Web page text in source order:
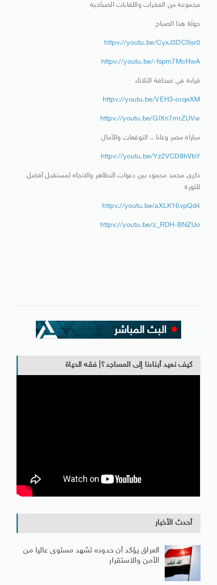
مجموعة من الفقرات واللقاءات الصباحية
جولة هذا الصباح
httpv://youtu.be/CyxJ3DCSsr0
httpv://youtu.be/-fspm7McHwA
قراءة في صحافة الثلاثاء
httpv://youtu.be/VEH3-orqeXM
httpv://youtu.be/GIXn7mrZUVw
مباراة مصر وغانا .. التوقعات والآمال
httpv://youtu.be/Yz2VCD8hVbY
ذكرى محمد محمود بين دعوات التظاهر والاتجاه لمستقبل أفضل
للثورة
httpv://youtu.be/aXLK16vpQd4
httpv://youtu.be/z_RDH-BNZUo
كيف نعيد أبناءنا إلى المساجد؟| فقه الحياة
أحدث الأخبار
العراق يؤكد أن حدوده تشهد مستوى عاليا من
الأمن والاستقرار